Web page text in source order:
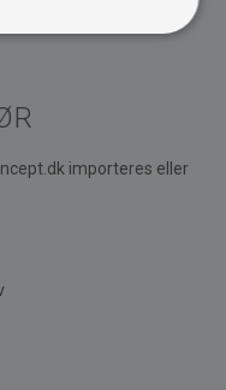
importeres eller